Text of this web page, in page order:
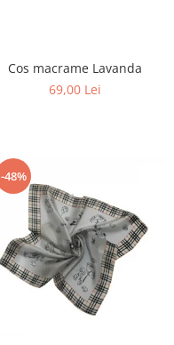
Cos macrame Lavanda
69,00 Lei
-48%